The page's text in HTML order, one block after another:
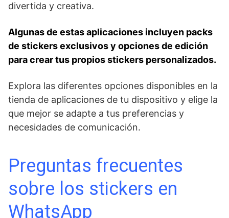
divertida y creativa.
Algunas de estas ⁣aplicaciones incluyen packs
de stickers exclusivos y opciones ‍de edición
para crear tus propios stickers personalizados.
Explora las diferentes​ opciones ⁢disponibles en la
tienda‍ de aplicaciones de tu⁤ dispositivo y elige la
que mejor se adapte⁣ a tus preferencias‍ y
necesidades ⁢de⁢ comunicación.
Preguntas frecuentes
sobre los stickers en
WhatsApp